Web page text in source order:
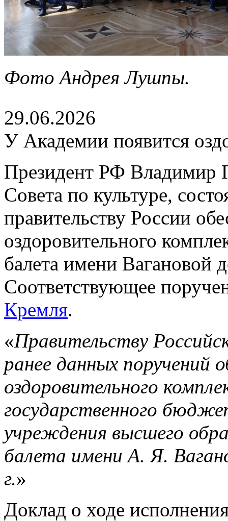
Фото Андрея Лушпы.
29.06.2026
У Академии появится
Президент РФ Владимир
Совета по культуре,
правительству России
оздоровительного
балета имени Вагановой
Соответствующее
Кремля.
«Правительству
ранее данных поручений
оздоровительного
государственного
учреждения высшего
балета имени А. Я.
г.»
Доклад о ходе